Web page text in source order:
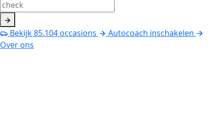
Bekijk85.104occasions
Autocoach inschakelen
Over ons